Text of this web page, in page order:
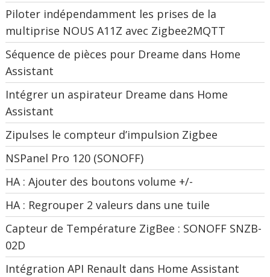
Piloter indépendamment les prises de la
multiprise NOUS A11Z avec Zigbee2MQTT
Séquence de pièces pour Dreame dans Home
Assistant
Intégrer un aspirateur Dreame dans Home
Assistant
Zipulses le compteur d’impulsion Zigbee
NSPanel Pro 120 (SONOFF)
HA : Ajouter des boutons volume +/-
HA : Regrouper 2 valeurs dans une tuile
Capteur de Température ZigBee : SONOFF SNZB-
02D
Intégration API Renault dans Home Assistant